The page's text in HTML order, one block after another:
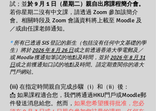
試；並於 9 月 1 日（星期二）親自出席課程簡介會。
若你星期二沒有中文課，請透過 Zoom 參加該簡介
會。相關時段及 Zoom 會議資料將上載至 Moodle 及
／或由任課老師通知。
* 所有已透過 SIS 登記的新生（包括沒有任何中文基礎的學
生）將於2026 年 8 月 26 日或之前透過香港大學電郵及／
或 Moodle 獲通知筆試的地點及時間，並於2026 年 8 月 31
日或之前獲通知口試的地點及時間。請定期查閱你的港大
門戶網站。
(iii) 在指定時間親自完成步驟（i）和（ii）後：
📩 如果課程適合您，我們將通過HKU門戶或Moodle郵
件發送消息給您。然而， 如果您希望獲得批准，您必